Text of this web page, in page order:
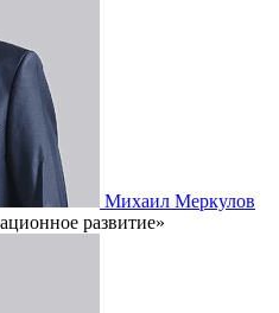
Михаил Меркулов
развитие»